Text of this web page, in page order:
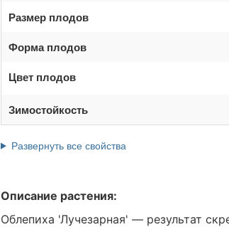
Размер плодов
Форма плодов
Цвет плодов
Зимостойкость
Развернуть все свойства
Описание растения:
Облепиха 'Лучезарная' — результат